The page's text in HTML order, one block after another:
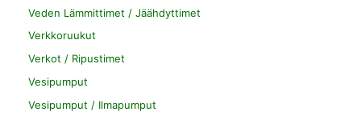
Veden Lämmittimet / Jäähdyttimet
Verkkoruukut
Verkot / Ripustimet
Vesipumput
Vesipumput / Ilmapumput